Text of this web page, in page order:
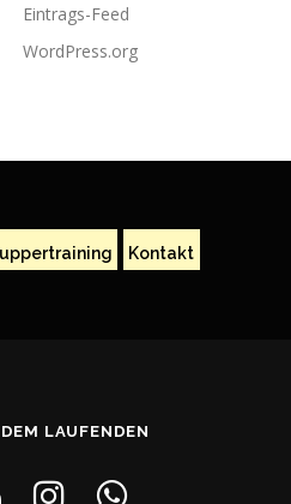
Eintrags-Feed
WordPress.org
Kontakt
LAUFENDEN